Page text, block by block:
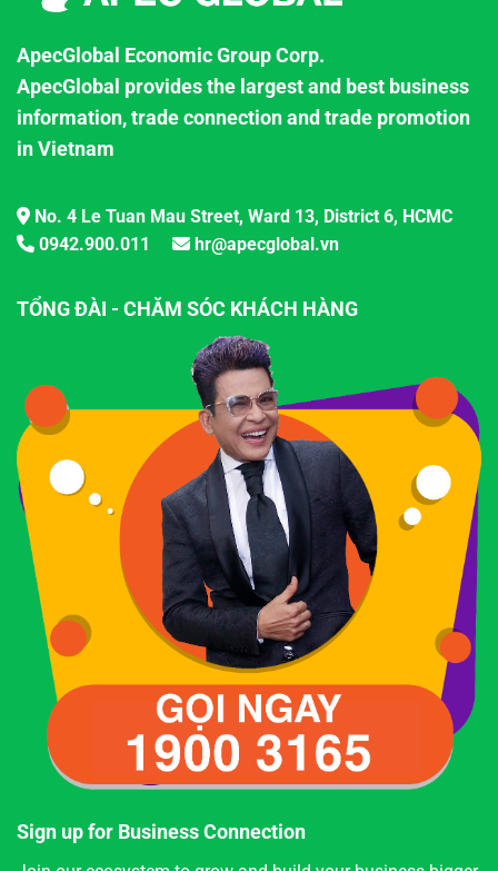
ApecGlobal Economic Group Corp.
ApecGlobal provides the largest and best business
information, trade connection and trade promotion
in Vietnam
No. 4 Le Tuan Mau Street, Ward 13, District 6, HCMC
0942.900.011
hr@apecglobal.vn
TỔNG ĐÀI - CHĂM SÓC KHÁCH HÀNG
Sign up for Business Connection